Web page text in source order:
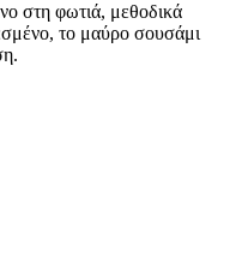
στη φωτιά, μεθοδικά
τo μαύρο σουσάμι